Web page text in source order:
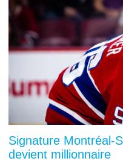
Signature Montréal-
devient millionnaire